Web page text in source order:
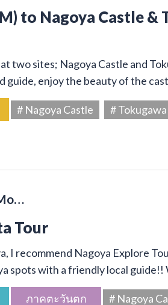
to Nagoya Castle &
two sites; Nagoya Castle and
guide, enjoy the beauty of the
# Nagoya Castle
#
Tour
I recommend Nagoya Explore
spots with a friendly local guide!!
ภาคตะวันตก # Nagoya